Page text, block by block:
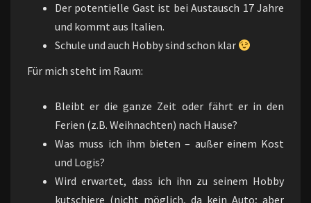
Der potentielle Gast ist bei Austausch 17 Jahre
und kommt aus Italien.
Schule und auch Hobby sind schon klar
Für mich steht im Raum:
Bleibt er die ganze Zeit oder fährt er in den
Ferien (z.B. Weihnachten) nach Hause?
Was muss ich ihm bieten – außer einem Kost
und Logis?
Wird erwartet, dass ich ihn zu seinem Hobby
kutschiere (nicht möglich, da kein Auto; aber